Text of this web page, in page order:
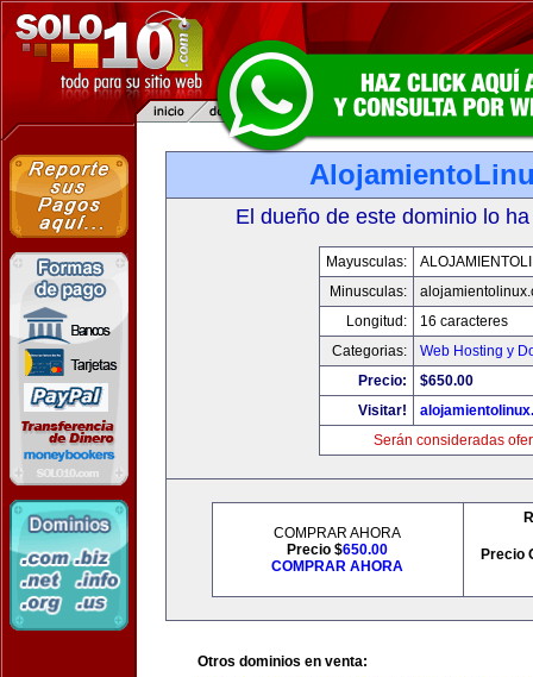
El dueño de este dominio lo
Mayusculas:
Minusculas:
Longitud:
16 caracteres
Categorias:
Web Hosting y
Precio:
$650.00
Visitar!
Serán consideradas
COMPRAR AHORA
Precio $650.00
COMPRAR AHORA
Precio
Otros dominios en venta: